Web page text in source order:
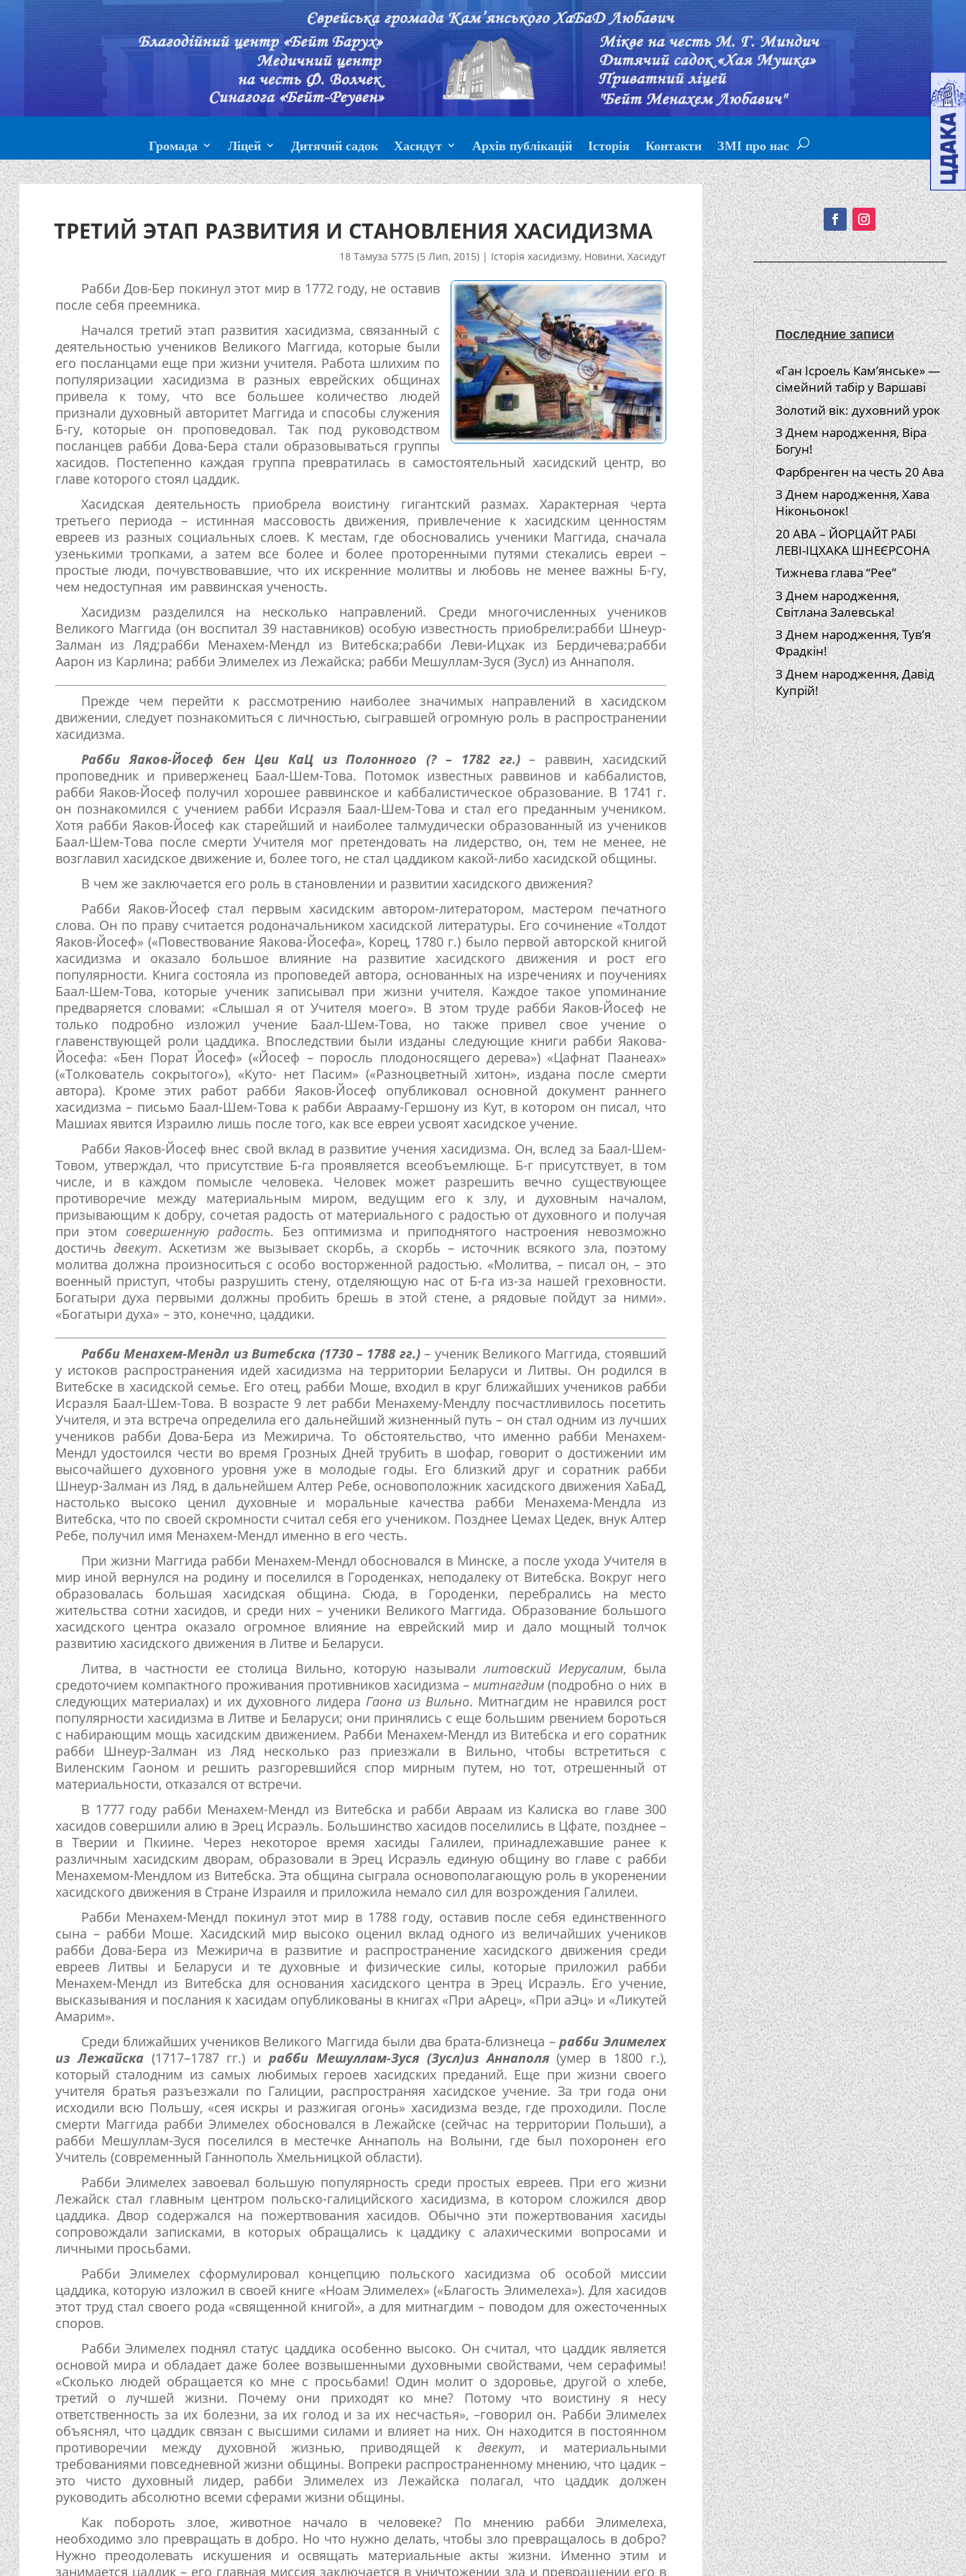
Громада Ліцей Дитячий садок Хасидут Архів публікацій Історія Контакти ЗМІ про нас
ТРЕТИЙ ЭТАП РАЗВИТИЯ И СТАНОВЛЕНИЯ ХАСИДИЗМА
18 Тамуза 5775 (5 Лип, 2015)| Історія хасидизму, Новини, Хасидут
Рабби Дов-Бер покинул этот мир в 1772 году, не оставив
после себя преемника.
Начался третий этап развития хасидизма, связанный с
деятельностью учеников Великого Маггида, которые были
его посланцами еще при жизни учителя. Работа шлихим по
популяризации хасидизма в разных еврейских общинах
привела к тому, что все большее количество людей
признали духовный авторитет Маггида и способы служения
Б-гу, которые он проповедовал. Так под руководством
посланцев рабби Дова-Бера стали образовываться группы
хасидов. Постепенно каждая группа превратилась в самостоятельный хасидский центр, во
главе которого стоял цаддик.
Хасидская деятельность приобрела воистину гигантский размах. Характерная черта
третьего периода – истинная массовость движения, привлечение к хасидским ценностям
евреев из разных социальных слоев. К местам, где обосновались ученики Маггида, сначала
узенькими тропками, а затем все более и более проторенными путями стекались евреи –
простые люди, почувствовавшие, что их искренние молитвы и любовь не менее важны Б-гу,
чем недоступная им раввинская ученость.
Хасидизм разделился на несколько направлений. Среди многочисленных учеников
Великого Маггида (он воспитал 39 наставников) особую известность приобрели:рабби Шнеур-
Залман из Ляд;рабби Менахем-Мендл из Витебска;рабби Леви-Ицхак из Бердичева;рабби
Аарон из Карлина; рабби Элимелех из Лежайска; рабби Мешуллам-Зуся (Зусл) из Аннаполя.
Прежде чем перейти к рассмотрению наиболее значимых направлений в хасидском
движении, следует познакомиться с личностью, сыгравшей огромную роль в распространении
хасидизма.
Рабби Яаков-Йосеф бен Цви КаЦ из Полонного (? – 1782 гг.)– раввин, хасидский
проповедник и приверженец Баал-Шем-Това. Потомок известных раввинов и каббалистов,
рабби Яаков-Йосеф получил хорошее раввинское и каббалистическое образование. В 1741 г.
он познакомился с учением рабби Исраэля Баал-Шем-Това и стал его преданным учеником.
Хотя рабби Яаков-Йосеф как старейший и наиболее талмудически образованный из учеников
Баал-Шем-Това после смерти Учителя мог претендовать на лидерство, он, тем не менее, не
возглавил хасидское движение и, более того, не стал цаддиком какой-либо хасидской общины.
В чем же заключается его роль в становлении и развитии хасидского движения?
Рабби Яаков-Йосеф стал первым хасидским автором-литератором, мастером печатного
слова. Он по праву считается родоначальником хасидской литературы. Его сочинение «Толдот
Яаков-Йосеф» («Повествование Яакова-Йосефа», Корец, 1780 г.) было первой авторской книгой
хасидизма и оказало большое влияние на развитие хасидского движения и рост его
популярности. Книга состояла из проповедей автора, основанных на изречениях и поучениях
Баал-Шем-Това, которые ученик записывал при жизни учителя. Каждое такое упоминание
предваряется словами: «Слышал я от Учителя моего». В этом труде рабби Яаков-Йосеф не
только подробно изложил учение Баал-Шем-Това, но также привел свое учение о
главенствующей роли цаддика. Впоследствии были изданы следующие книги рабби Яакова-
Йосефа: «Бен Порат Йосеф» («Йосеф – поросль плодоносящего дерева») «Цафнат Паанеах»
(«Толкователь сокрытого»), «Куто- нет Пасим» («Разноцветный хитон», издана после смерти
автора). Кроме этих работ рабби Яаков-Йосеф опубликовал основной документ раннего
хасидизма – письмо Баал-Шем-Това к рабби Аврааму-Гершону из Кут, в котором он писал, что
Машиах явится Израилю лишь после того, как все евреи усвоят хасидское учение.
Рабби Яаков-Йосеф внес свой вклад в развитие учения хасидизма. Он, вслед за Баал-Шем-
Товом, утверждал, что присутствие Б-га проявляется всеобъемлюще. Б-г присутствует, в том
числе, и в каждом помысле человека. Человек может разрешить вечно существующее
противоречие между материальным миром, ведущим его к злу, и духовным началом,
призывающим к добру, сочетая радость от материального с радостью от духовного и получая
при этом совершенную радость. Без оптимизма и приподнятого настроения невозможно
достичь двекут. Аскетизм же вызывает скорбь, а скорбь – источник всякого зла, поэтому
молитва должна произноситься с особо восторженной радостью. «Молитва, – писал он, – это
военный приступ, чтобы разрушить стену, отделяющую нас от Б-га из-за нашей греховности.
Богатыри духа первыми должны пробить брешь в этой стене, а рядовые пойдут за ними».
«Богатыри духа» – это, конечно, цаддики.
Рабби Менахем-Мендл из Витебска (1730 – 1788 гг.)– ученик Великого Маггида, стоявший
у истоков распространения идей хасидизма на территории Беларуси и Литвы. Он родился в
Витебске в хасидской семье. Его отец, рабби Моше, входил в круг ближайших учеников рабби
Исраэля Баал-Шем-Това. В возрасте 9 лет рабби Менахему-Мендлу посчастливилось посетить
Учителя, и эта встреча определила его дальнейший жизненный путь – он стал одним из лучших
учеников рабби Дова-Бера из Межирича. То обстоятельство, что именно рабби Менахем-
Мендл удостоился чести во время Грозных Дней трубить в шофар, говорит о достижении им
высочайшего духовного уровня уже в молодые годы. Его близкий друг и соратник рабби
Шнеур-Залман из Ляд, в дальнейшем Алтер Ребе, основоположник хасидского движения ХаБаД,
настолько высоко ценил духовные и моральные качества рабби Менахема-Мендла из
Витебска, что по своей скромности считал себя его учеником. Позднее Цемах Цедек, внук Алтер
Ребе, получил имя Менахем-Мендл именно в его честь.
При жизни Маггида рабби Менахем-Мендл обосновался в Минске, а после ухода Учителя в
мир иной вернулся на родину и поселился в Городенках, неподалеку от Витебска. Вокруг него
образовалась большая хасидская община. Сюда, в Городенки, перебрались на место
жительства сотни хасидов, и среди них – ученики Великого Маггида. Образование большого
хасидского центра оказало огромное влияние на еврейский мир и дало мощный толчок
развитию хасидского движения в Литве и Беларуси.
Литва, в частности ее столица Вильно, которую называлилитовский Иерусалим, была
средоточием компактного проживания противников хасидизма –митнагдим(подробно о них в
следующих материалах) и их духовного лидера Гаона из Вильно. Митнагдим не нравился рост
популярности хасидизма в Литве и Беларуси; они принялись с еще большим рвением бороться
с набирающим мощь хасидским движением. Рабби Менахем-Мендл из Витебска и его соратник
рабби Шнеур-Залман из Ляд несколько раз приезжали в Вильно, чтобы встретиться с
Виленским Гаоном и решить разгоревшийся спор мирным путем, но тот, отрешенный от
материальности, отказался от встречи.
В 1777 году рабби Менахем-Мендл из Витебска и рабби Авраам из Калиска во главе 300
хасидов совершили алию в Эрец Исраэль. Большинство хасидов поселились в Цфате, позднее –
в Тверии и Пкиине. Через некоторое время хасиды Галилеи, принадлежавшие ранее к
различным хасидским дворам, образовали в Эрец Исраэль единую общину во главе с рабби
Менахемом-Мендлом из Витебска. Эта община сыграла основополагающую роль в укоренении
хасидского движения в Стране Израиля и приложила немало сил для возрождения Галилеи.
Рабби Менахем-Мендл покинул этот мир в 1788 году, оставив после себя единственного
сына – рабби Моше. Хасидский мир высоко оценил вклад одного из величайших учеников
рабби Дова-Бера из Межирича в развитие и распространение хасидского движения среди
евреев Литвы и Беларуси и те духовные и физические силы, которые приложил рабби
Менахем-Мендл из Витебска для основания хасидского центра в Эрец Исраэль. Его учение,
высказывания и послания к хасидам опубликованы в книгах «При аАрец», «При аЭц» и «Ликутей
Амарим».
Среди ближайших учеников Великого Маггида были два брата-близнеца –рабби Элимелех
из Лежайска(1717–1787 гг.) ирабби Мешуллам-Зуся (Зусл)из Аннаполя(умер в 1800 г.),
который сталодним из самых любимых героев хасидских преданий. Еще при жизни своего
учителя братья разъезжали по Галиции, распространяя хасидское учение. За три года они
исходили всю Польшу, «сея искры и разжигая огонь» хасидизма везде, где проходили. После
смерти Маггида рабби Элимелех обосновался в Лежайске (сейчас на территории Польши), а
рабби Мешуллам-Зуся поселился в местечке Аннаполь на Волыни, где был похоронен его
Учитель (современный Ганнополь Хмельницкой области).
Рабби Элимелех завоевал большую популярность среди простых евреев. При его жизни
Лежайск стал главным центром польско-галицийского хасидизма, в котором сложился двор
цаддика. Двор содержался на пожертвования хасидов. Обычно эти пожертвования хасиды
сопровождали записками, в которых обращались к цаддику с алахическими вопросами и
личными просьбами.
Рабби Элимелех сформулировал концепцию польского хасидизма об особой миссии
цаддика, которую изложил в своей книге «Ноам Элимелех» («Благость Элимелеха»). Для хасидов
этот труд стал своего рода «священной книгой», а для митнагдим – поводом для ожесточенных
споров.
Рабби Элимелех поднял статус цаддика особенно высоко. Он считал, что цаддик является
основой мира и обладает даже более возвышенными духовными свойствами, чем серафимы!
«Сколько людей обращается ко мне с просьбами! Один молит о здоровье, другой о хлебе,
третий о лучшей жизни. Почему они приходят ко мне? Потому что воистину я несу
ответственность за их болезни, за их голод и за их несчастья», –говорил он. Рабби Элимелех
объяснял, что цаддик связан с высшими силами и влияет на них. Он находится в постоянном
противоречии между духовной жизнью, приводящей к двекут, и материальными
требованиями повседневной жизни общины. Вопреки распространенному мнению, что цадик –
это чисто духовный лидер, рабби Элимелех из Лежайска полагал, что цаддик должен
руководить абсолютно всеми сферами жизни общины.
Как побороть злое, животное начало в человеке? По мнению рабби Элимелеха,
необходимо зло превращать в добро. Но что нужно делать, чтобы зло превращалось в добро?
Нужно преодолевать искушения и освящать материальные акты жизни. Именно этим и
занимается цаддик – его главная миссия заключается в уничтожении зла и превращении его в
Подписывайтесь!
Последние записи
«Ган Ісроель Кам’янське» —
сімейний табір у Варшаві
Золотий вік: духовний урок
З Днем народження, Віра
Богун!
Фарбренген на честь 20 Ава
З Днем народження, Хава
Ніконьонок!
20 АВА – ЙОРЦАЙТ РАБІ
ЛЕВІ-ІЦХАКА ШНЕЄРСОНА
Тижнева глава “Рее”
З Днем народження,
Світлана Залевська!
З Днем народження, Тув’я
Фрадкін!
З Днем народження, Давід
Купрій!